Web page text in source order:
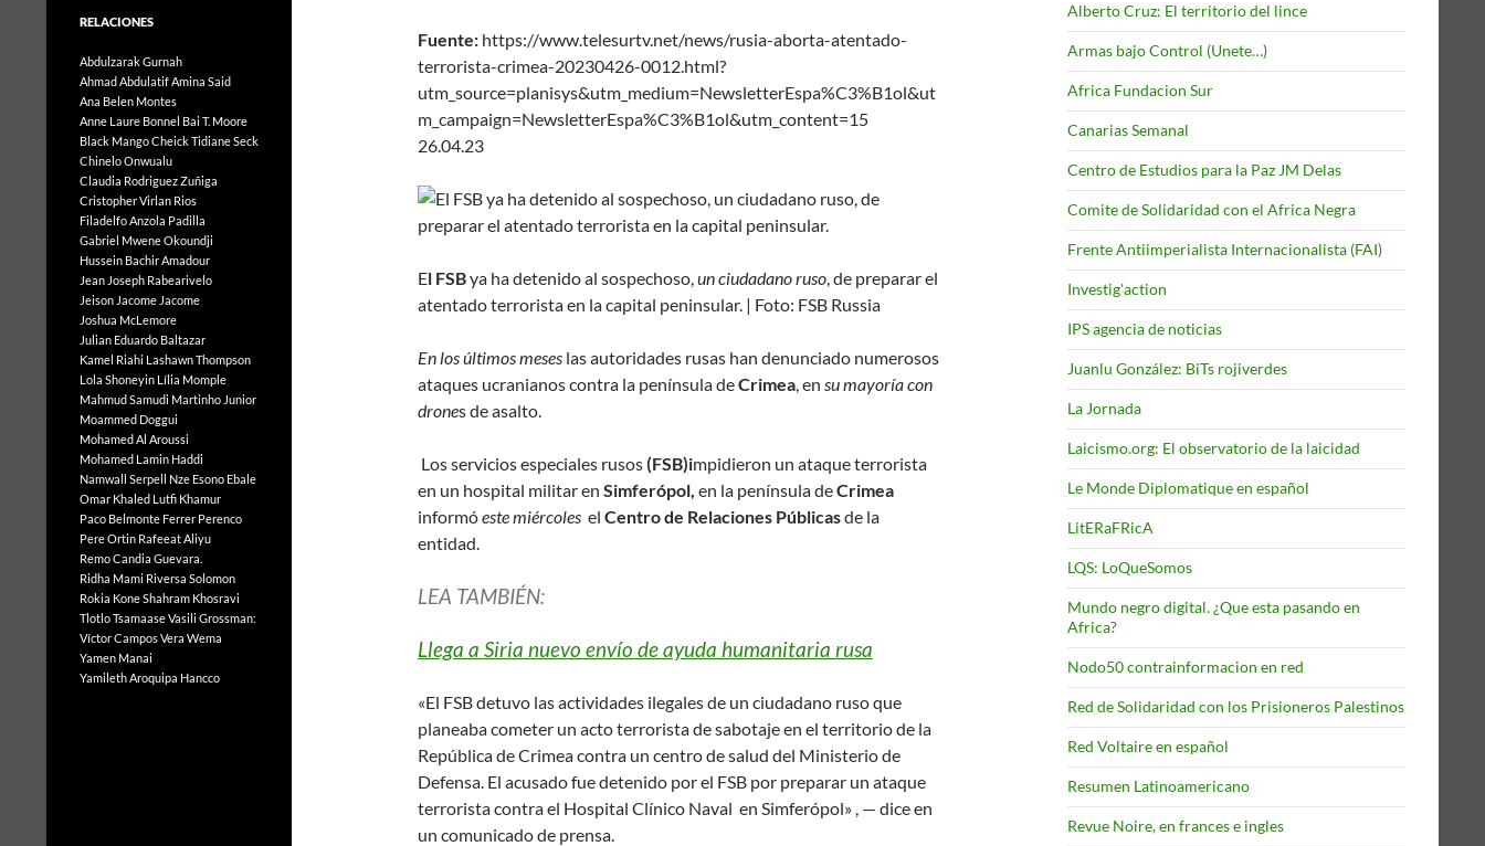
Fuente: https://www.telesurtv.net/news/rusia-aborta-atentado-
terrorista-crimea-20230426-0012.html?
utm_source=planisys&utm_medium=NewsletterEspa%C3%B1ol&ut
m_campaign=NewsletterEspa%C3%B1ol&utm_content=15
26.04.23
El FSBya ha detenido al sospechoso,un ciudadano ruso, de preparar el
atentado terrorista en la capital peninsular. | Foto: FSB Russia
En los últimos meses las autoridades rusas han denunciado numerosos
ataques ucranianos contra la península deCrimea, en su mayoría con
drones de asalto.
Los servicios especiales rusos(FSB)impidieron un ataque terrorista
en un hospital militar en Simferópol, en la península deCrimea
informóeste miércoles el Centro de Relaciones Públicasde la
entidad.
LEA TAMBIÉN:
Llega a Siria nuevo envío de ayuda humanitaria rusa
«El FSB detuvo las actividades ilegales de un ciudadano ruso que
planeaba cometer un acto terrorista de sabotaje en el territorio de la
República de Crimea contra un centro de salud del Ministerio de
Defensa. El acusado fue detenido por el FSB por preparar un ataque
terrorista contra el Hospital Clínico Naval en Simferópol» , — dice en
un comunicado de prensa.
Alberto Cruz: El territorio del lince
Armas bajo Control (Unete…)
Africa Fundacion Sur
Canarias Semanal
Centro de Estudios para la Paz JM Delas
Comite de Solidaridad con el Africa Negra
Frente Antiimperialista Internacionalista (FAI)
Investig'action
IPS agencia de noticias
Juanlu González: BiTs rojiverdes
La Jornada
Laicismo.org: El observatorio de la laicidad
Le Monde Diplomatique en español
LitERaFRicA
LQS: LoQueSomos
Mundo negro digital. ¿Que esta pasando en
Africa?
Nodo50 contrainformacion en red
Red de Solidaridad con los Prisioneros Palestinos
Red Voltaire en español
Resumen Latinoamericano
Revue Noire, en frances e ingles
RELACIONES
Abdulzarak Gurnah
Ahmad AbdulatifAmina Said
Ana Belen Montes
Anne Laure Bonnel Bai T. Moore
Black MangoCheick Tidiane Seck
Chinelo Onwualu
Claudia Rodriguez Zuñiga
Cristopher Virlan Rios
Filadelfo Anzola Padilla
Gabriel Mwene Okoundji
Hussein Bachir Amadour
Jean Joseph Rabearivelo
Jeison Jacome Jacome
Joshua McLemore
Julian Eduardo Baltazar
Kamel Riahi Lashawn Thompson
Lola Shoneyin Lília Momple
Mahmud Samudi Martinho Junior
Moammed Doggui
Mohamed Al Aroussi
Mohamed Lamin Haddi
Namwall Serpell Nze Esono Ebale
Omar Khaled Lutfi Khamur
Paco Belmonte Ferrer Perenco
Pere Ortin Rafeeat Aliyu
Remo Candia Guevara.
Ridha Mami Riversa Solomon
Rokia KoneShahram Khosravi
Tlotlo TsamaaseVasili Grossman:
Víctor Campos Vera Wema
Yamen Manai
Yamileth Aroquipa Hancco